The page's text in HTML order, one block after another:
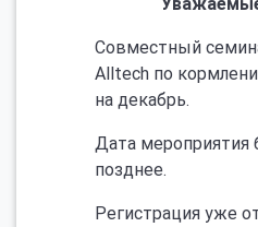
Совместный
Alltech по
на декабрь.
Дата мероприятия
позднее.
Регистрация уже